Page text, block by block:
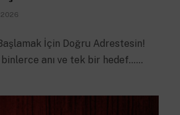
İçin Doğru Adrestesin!
binlerce anı ve tek bir hedef……